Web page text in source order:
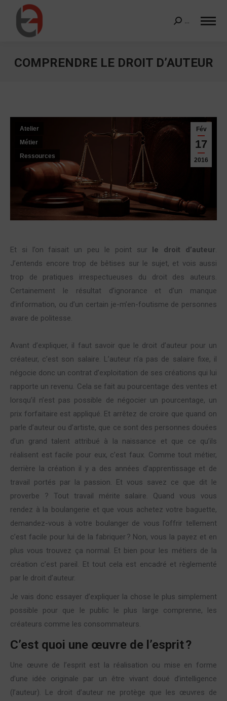
Search:
COMPRENDRE LE DROIT D’AUTEUR
Fév
17
2016
Atelier
Métier
Ressources
Et si l’on faisait un peu le point sur le droit d’auteur.
J’entends encore trop de bêtises sur le sujet, et vois aussi
trop de pratiques irrespectueuses du droit des auteurs.
Certainement le résultat d’ignorance et d’un manque
d’information, ou d’un certain je-m’en-foutisme de personnes
avare de politesse.
Avant d’expliquer, il faut savoir que le droit d’auteur pour un
créateur, c’est son salaire. L’auteur n’a pas de salaire fixe, il
négocie donc un contrat d’exploitation de ses créations qui lui
rapporte un revenu. Cela se fait au pourcentage des ventes et
lorsqu’il n’est pas possible de négocier un pourcentage, un
prix forfaitaire est appliqué. Et arrêtez de croire que quand on
parle d’auteur ou d’artiste, que ce sont des personnes douées
d’un grand talent attribué à la naissance et que ce qu’ils
réalisent est facile pour eux, c’est faux. Comme tout métier,
derrière la création il y a des années d’apprentissage et de
travail portés par la passion. Et vous savez ce que dit le
proverbe ? Tout travail mérite salaire. Quand vous vous
rendez à la boulangerie et que vous achetez votre baguette,
demandez-vous à votre boulanger de vous l’offrir tellement
c’est facile pour lui de la fabriquer ? Non, vous la payez et en
plus vous trouvez ça normal. Et bien pour les métiers de la
création c’est pareil. Et tout cela est encadré et règlementé
par le droit d’auteur.
Je vais donc essayer d’expliquer la chose le plus simplement
possible pour que le public le plus large comprenne, les
créateurs comme les consommateurs.
C’est quoi une œuvre de l’esprit ?
Une œuvre de l’esprit est la réalisation ou mise en forme
d’une idée originale par un être vivant doué d’intelligence
(l’auteur). Le droit d’auteur ne protège que les œuvres de